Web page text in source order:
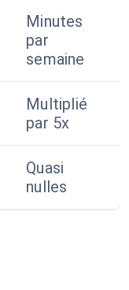
Minutes
par
semaine
Multiplié
par 5x
Quasi
nulles